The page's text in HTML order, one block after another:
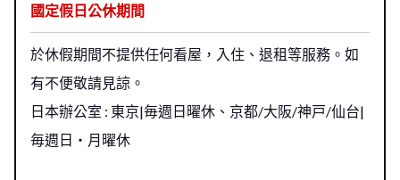
國定假日公休期間
於休假期間不提供任何看屋，入住、退租等服務。如
有不便敬請見諒。
日本辦公室 : 東京|毎週日曜休、京都/大阪/神戸/仙台|
毎週日・月曜休